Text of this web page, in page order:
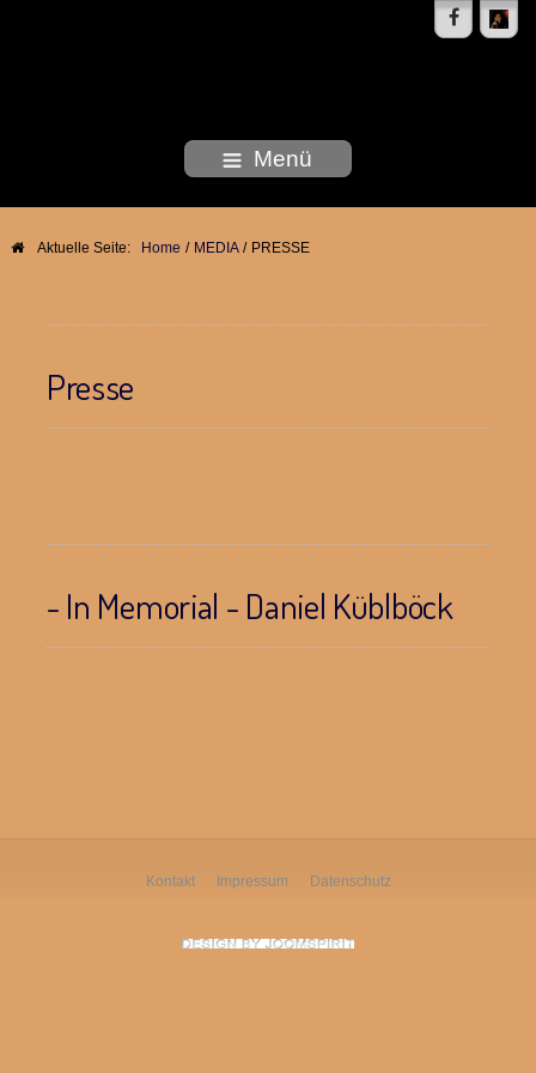
Menü
Aktuelle Seite: Home / MEDIA / PRESSE
Presse
- In Memorial - Daniel Küblböck
Kontakt Impressum Datenschutz